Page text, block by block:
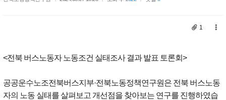
1
<전북 버스노동자 노동조건 실태조사 결과 발표 토론회>
공공운수노조전북버스지부·전북노동정책연구원은 전북 버스노동
자의 노동 실태를 살펴보고 개선점을 찾아보는 연구를 진행하였습